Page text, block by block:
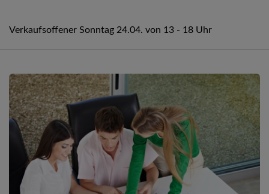
Verkaufsoffener Sonntag 24.04. von 13 - 18 Uhr